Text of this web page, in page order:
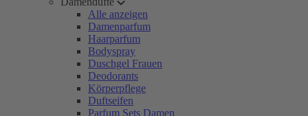
Alle anzeigen
Damenparfum
Haarparfum
Bodyspray
Duschgel Frauen
Deodorants
Körperpflege
Duftseifen
Parfum Sets Damen